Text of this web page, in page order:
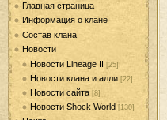
Главная страница
Информация о клане
Состав клана
Новости
Новости Lineage II [25]
Новости клана и алли [22]
Новости сайта [8]
Новости Shock World [130]